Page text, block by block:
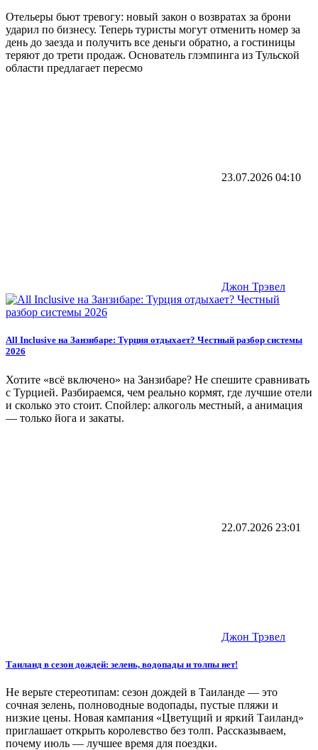
Отельеры бьют тревогу: новый закон о возвратах за брони
ударил по бизнесу. Теперь туристы могут отменить номер за
день до заезда и получить все деньги обратно, а гостиницы
теряют до трети продаж. Основатель глэмпинга из Тульской
области предлагает пересмо
23.07.2026 04:10
Джон Трэвел
All Inclusive на Занзибаре: Турция отдыхает? Честный разбор системы
2026
Хотите «всё включено» на Занзибаре? Не спешите сравнивать
с Турцией. Разбираемся, чем реально кормят, где лучшие отели
и сколько это стоит. Спойлер: алкоголь местный, а анимация
— только йога и закаты.
22.07.2026 23:01
Джон Трэвел
Таиланд в сезон дождей: зелень, водопады и толпы нет!
Не верьте стереотипам: сезон дождей в Таиланде — это
сочная зелень, полноводные водопады, пустые пляжи и
низкие цены. Новая кампания «Цветущий и яркий Таиланд»
приглашает открыть королевство без толп. Рассказываем,
почему июль — лучшее время для поездки.